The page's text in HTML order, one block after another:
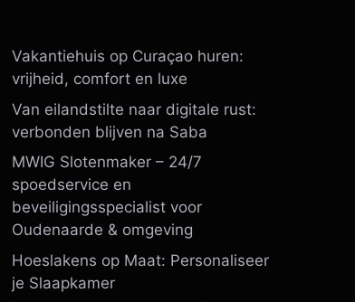
Vakantiehuis op Curaçao huren:
vrijheid, comfort en luxe
Van eilandstilte naar digitale rust:
verbonden blijven na Saba
MWIG Slotenmaker – 24/7
spoedservice en
beveiligingsspecialist voor
Oudenaarde & omgeving
Hoeslakens op Maat: Personaliseer
je Slaapkamer